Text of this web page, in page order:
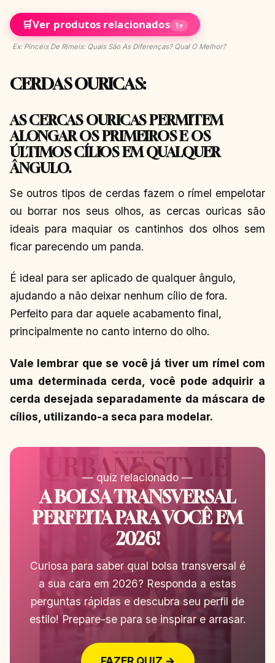
🛒Ver produtos relacionados 1▾
Ex: Pincéis De Rímeis: Quais São As Diferenças? Qual O Melhor?
CERDAS OURICAS:
AS CERCAS OURICAS PERMITEM
ALONGAR OS PRIMEIROS E OS
ÚLTIMOS CÍLIOS EM QUALQUER
ÂNGULO.
Se outros tipos de cerdas fazem o rímel empelotar
ou borrar nos seus olhos, as cercas ouricas são
ideais para maquiar os cantinhos dos olhos sem
ficar parecendo um panda.
É ideal para ser aplicado de qualquer ângulo,
ajudando a não deixar nenhum cílio de fora.
Perfeito para dar aquele acabamento final,
principalmente no canto interno do olho.
Vale lembrar que se você já tiver um rímel com
uma determinada cerda, você pode adquirir a
cerda desejada separadamente da máscara de
cílios, utilizando-a seca para modelar.
— quiz relacionado —
A BOLSA TRANSVERSAL
PERFEITA PARA VOCÊ EM
2026!
Curiosa para saber qual bolsa transversal é
a sua cara em 2026? Responda a estas
perguntas rápidas e descubra seu perfil de
estilo! Prepare-se para se inspirar e arrasar.